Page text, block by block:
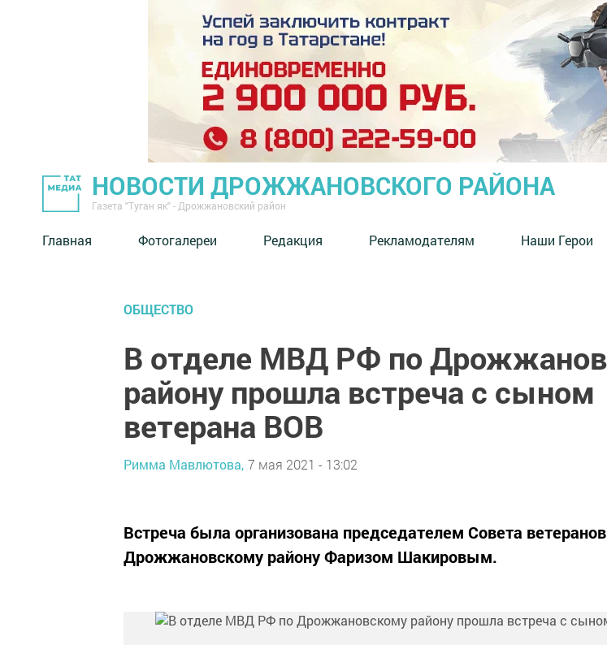
НОВОСТИ ДРОЖЖАНОВСКОГО РАЙОНА
Газета "Туган як" - Дрожжановский район
Главная Фотогалереи Редакция Рекламодателям Наши Герои
ОБЩЕСТВО
В отделе МВД РФ по
району прошла встреча с сыном
ветерана ВОВ
Римма Мавлютова, 7 мая 2021 - 13:02
Встреча была организована председателем Совета
Дрожжановскому району Фаризом Шакировым.